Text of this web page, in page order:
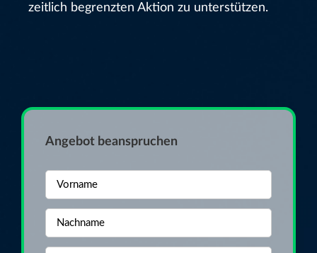
zeitlich begrenzten Aktion zu unterstützen.
Angebot beanspruchen